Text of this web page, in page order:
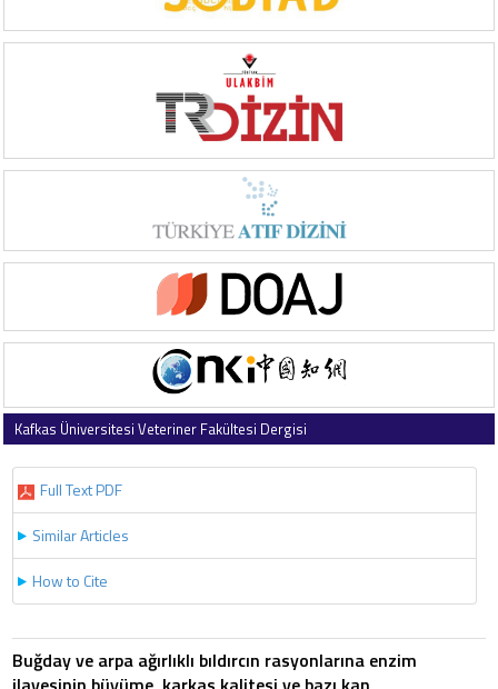
Kafkas Üniversitesi Veteriner Fakültesi Dergisi
Full Text PDF
Similar Articles
How to Cite
Buğday ve arpa ağırlıklı bıldırcın rasyonlarına enzim